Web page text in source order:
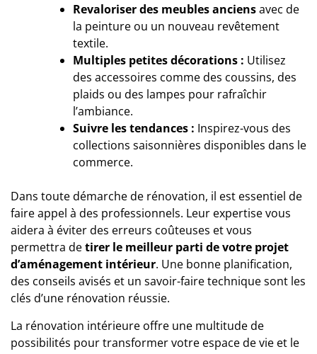
Revaloriser des meubles anciensavec de
la peinture ou un nouveau revêtement
textile.
Multiples petites décorations : Utilisez
des accessoires comme des coussins, des
plaids ou des lampes pour rafraîchir
l’ambiance.
Suivre les tendances : Inspirez-vous des
collections saisonnières disponibles dans le
commerce.
Dans toute démarche de rénovation, il est essentiel de
faire appel à des professionnels. Leur expertise vous
aidera à éviter des erreurs coûteuses et vous
permettra detirer le meilleur parti de votre projet
d’aménagement intérieur. Une bonne planification,
des conseils avisés et un savoir-faire technique sont les
clés d’une rénovation réussie.
La rénovation intérieure offre une multitude de
possibilités pour transformer votre espace de vie et le